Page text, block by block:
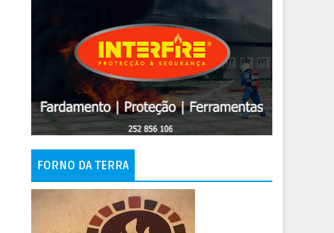
FORNO DA TERRA